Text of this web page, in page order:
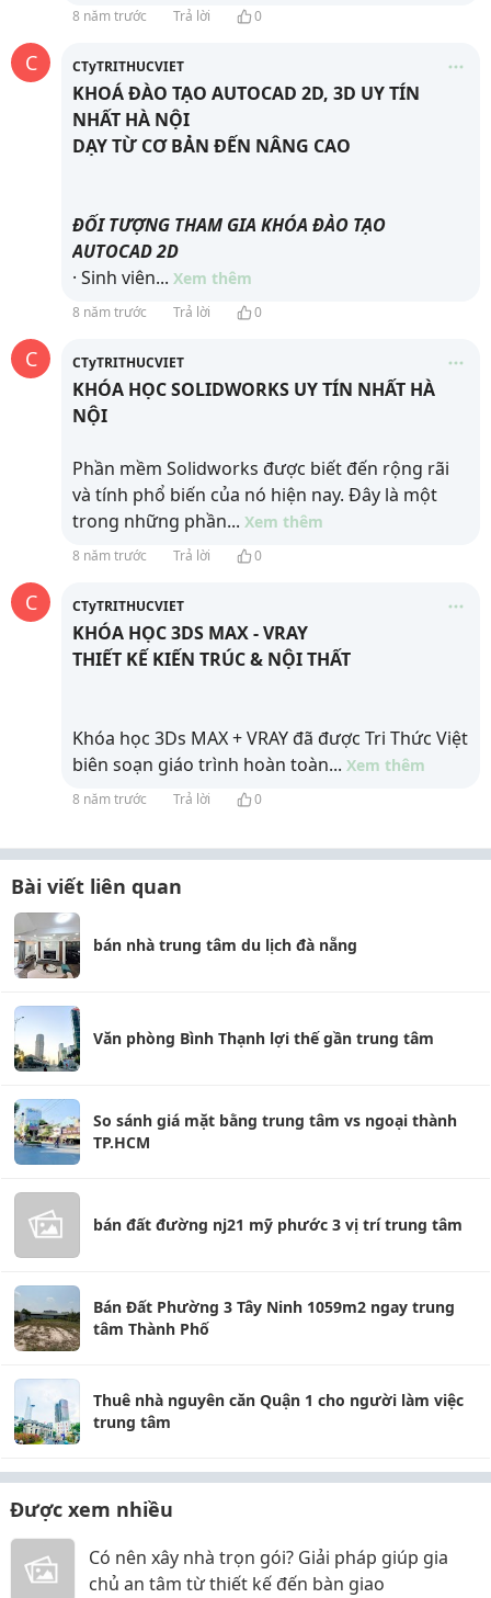
8 năm trước Trả lời 0
C CTyTRITHUCVIET
KHOÁ ĐÀO TẠO AUTOCAD 2D, 3D UY TÍN
NHẤT HÀ NỘI
DẠY TỪ CƠ BẢN ĐẾN NÂNG CAO
ĐỐI TƯỢNG THAM GIA KHÓA ĐÀO TẠO
AUTOCAD 2D
· Sinh viên... Xem thêm
8 năm trước Trả lời 0
C CTyTRITHUCVIET
KHÓA HỌC SOLIDWORKS UY TÍN NHẤT HÀ
NỘI
Phần mềm Solidworks được biết đến rộng rãi
và tính phổ biến của nó hiện nay. Đây là một
trong những phần... Xem thêm
8 năm trước Trả lời 0
C CTyTRITHUCVIET
KHÓA HỌC 3DS MAX - VRAY
THIẾT KẾ KIẾN TRÚC & NỘI THẤT
Khóa học 3Ds MAX + VRAY đã được Tri Thức Việt
biên soạn giáo trình hoàn toàn... Xem thêm
8 năm trước Trả lời 0
Bài viết liên quan
bán nhà trung tâm du lịch đà nẵng
Văn phòng Bình Thạnh lợi thế gần trung tâm
So sánh giá mặt bằng trung tâm vs ngoại thành
TP.HCM
bán đất đường nj21 mỹ phước 3 vị trí trung tâm
Bán Đất Phường 3 Tây Ninh 1059m2 ngay trung
tâm Thành Phố
Thuê nhà nguyên căn Quận 1 cho người làm việc
trung tâm
Được xem nhiều
Có nên xây nhà trọn gói? Giải pháp giúp gia
chủ an tâm từ thiết kế đến bàn giao